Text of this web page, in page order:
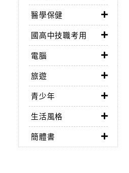
醫學保健
國高中技職考用
電腦
旅遊
青少年
生活風格
簡體書